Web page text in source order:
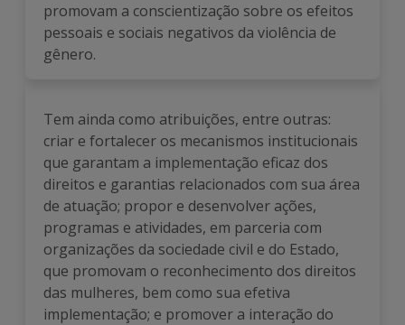
promovam a conscientização sobre os efeitos
pessoais e sociais negativos da violência de
gênero.
Tem ainda como atribuições, entre outras:
criar e fortalecer os mecanismos institucionais
que garantam a implementação eficaz dos
direitos e garantias relacionados com sua área
de atuação; propor e desenvolver ações,
programas e atividades, em parceria com
organizações da sociedade civil e do Estado,
que promovam o reconhecimento dos direitos
das mulheres, bem como sua efetiva
implementação; e promover a interação do